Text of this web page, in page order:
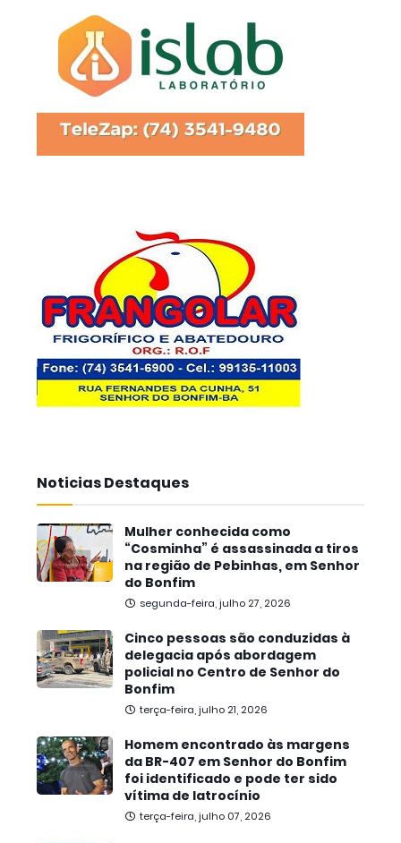
Noticias Destaques
Mulher conhecida como
“Cosminha” é assassinada a tiros
na região de Pebinhas, em Senhor
do Bonfim
segunda-feira, julho 27, 2026
Cinco pessoas são conduzidas à
delegacia após abordagem
policial no Centro de Senhor do
Bonfim
terça-feira, julho 21, 2026
Homem encontrado às margens
da BR-407 em Senhor do Bonfim
foi identificado e pode ter sido
vítima de latrocínio
terça-feira, julho 07, 2026